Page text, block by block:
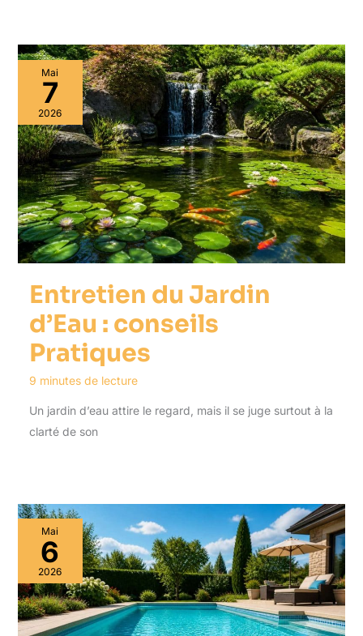
Mai
7
2026
Entretien du Jardin
d’Eau : conseils
Pratiques
9 minutes de lecture
Un jardin d’eau attire le regard, mais il se juge surtout à la
clarté de son
Mai
6
2026